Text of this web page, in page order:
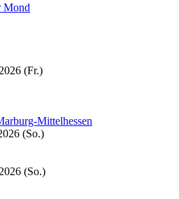
Mond
(Fr.)
Mittelhessen
(So.)
(So.)